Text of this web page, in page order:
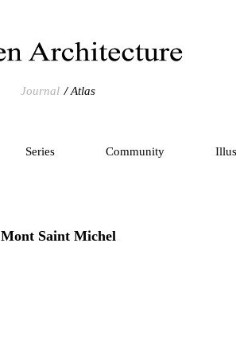
Journal Atlas
Series Community
Mont Saint Michel